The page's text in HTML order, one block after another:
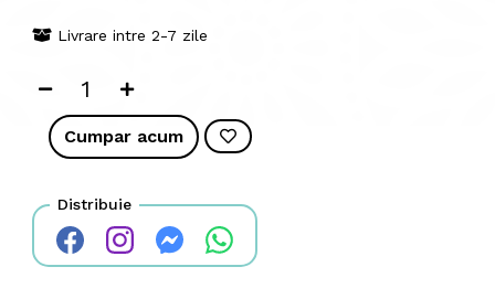
Livrare intre 2-7 zile
Cumpar acum
Distribuie